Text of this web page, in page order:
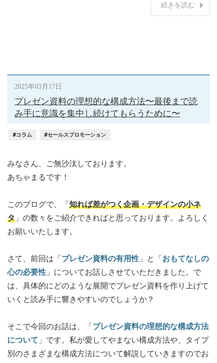
続きを読む
2025年03月17日
プレゼン資料の理想的な構成方法〜最後まで読
み手に意識を集中し続けてもらうために〜
#コラム #セールスプロモーション
みなさん、ご無沙汰しております。
あちゃまるです！
このブログで、「知れば差がつく企画・デザインの小ネ
タ 」の数々をご紹介できればと思っております。よろしく
お願いいたします。
さて、前回は「プレゼン資料の有用性 」と「おもてなしの
心の必要性 」についてお話しさせていただきました。で
は、具体的にどのような展開でプレゼン資料を作り上げて
いくと読み手に響きやすいのでしょうか？
そこで今回のお話は、「プレゼン資料の理想的な構成方法
について 」です。私が愛してやまない構成方法や、タイプ
別のさまざまな構成方法について解説していきますのでお